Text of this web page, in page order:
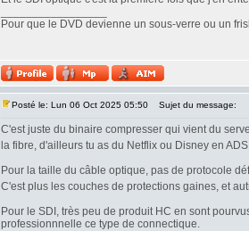
Pour que le DVD devienne un sous-verre ou un
Posté le: Lun 06 Oct 2025 05:50 Sujet du message:
C'est juste du binaire compresser qui vient du
la fibre, d'ailleurs tu as du Netflix ou Disney en
Pour la taille du câble optique, pas de protocole
C'est plus les couches de protections gaines, et
Pour le SDI, très peu de produit HC en sont
professionnnelle ce type de connectique.